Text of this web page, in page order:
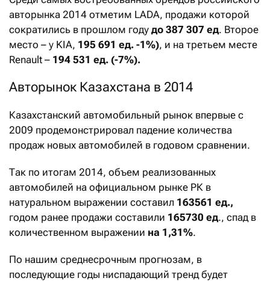
авторынка 2014 отметим LADA, продажи которой
сократились в прошлом году до 387 307 ед. Второе
место – у KIA, 195 691 ед. -1%), и на третьем месте
Renault – 194 531 ед. (-7%).
Авторынок Казахстана в 2014
Казахстанский автомобильный рынок впервые с
2009 продемонстрировал падение количества
продаж новых автомобилей в годовом сравнении.
Так по итогам 2014, объем реализованных
автомобилей на официальном рынке РК в
натуральном выражении составил 163561 ед.,
годом ранее продажи составили 165730 ед., спад в
количественном выражении на 1,31%.
По нашим среднесрочным прогнозам, в
последующие годы ниспадающий тренд будет